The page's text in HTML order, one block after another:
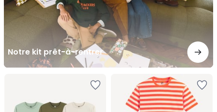
Notre kit prêt-à-rentrer